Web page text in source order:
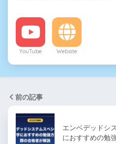
YouTube Website
前の記事
エンベデッドシ
におすすめの勉